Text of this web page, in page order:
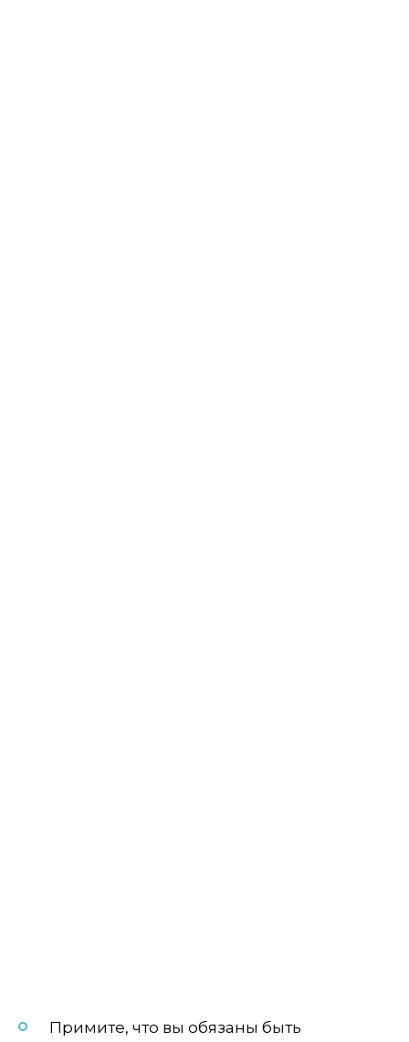
Примите, что вы обязаны быть